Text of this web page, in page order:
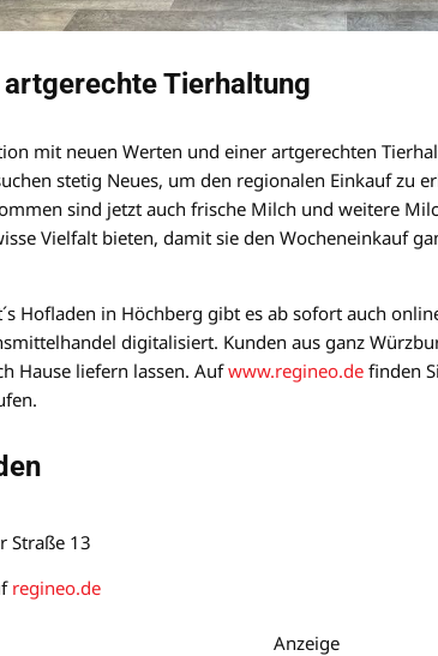
Tierhaltung
mit neuen Werten und einer artgerechten
stetig Neues, um den regionalen Einkauf zu
sind jetzt auch frische Milch und weitere
Vielfalt bieten, damit sie den Wocheneinkauf
Hofladen in Höchberg gibt es ab sofort auch
digitalisiert. Kunden aus ganz
Hause liefern lassen. Aufwww.regineo.de finden
Straße 13
regineo.de
Anzeige